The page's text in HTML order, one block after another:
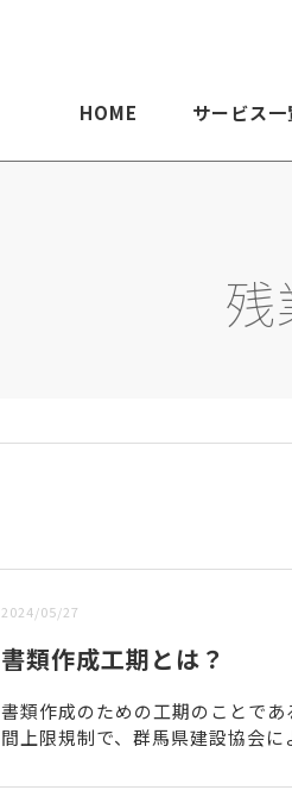
HOME サービス一
残
2024/05/27
書類作成工期とは？
書類作成のための工期のことで
間上限規制で、群馬県建設協会